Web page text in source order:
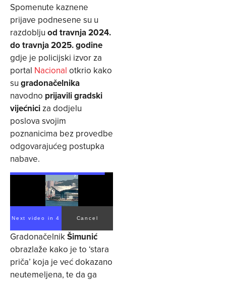
Spomenute kaznene
prijave podnesene su u
razdoblju od travnja 2024.
do travnja 2025. godine
gdje je policijski izvor za
portal Nacional otkrio kako
su gradonačelnika
navodno prijavili gradski
vijećniciza dodjelu
poslova svojim
poznanicima bez provedbe
odgovarajućeg postupka
nabave.
Next video in 4 Cancel
GradonačelnikŠimunić
obrazlaže kako je to ‘stara
priča’ koja je već dokazano
neutemeljena, te da ga